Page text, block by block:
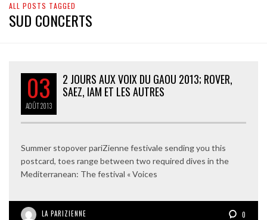
ALL POSTS TAGGED
SUD CONCERTS
03
AOÛT2013
2 JOURS AUX VOIX DU GAOU 2013; ROVER,
SAEZ, IAM ET LES AUTRES
Summer stopover pariZienne festivale sending you this
postcard, toes range between two required dives in the
Mediterranean: The festival « Voices
LA PARIZIENNE 0